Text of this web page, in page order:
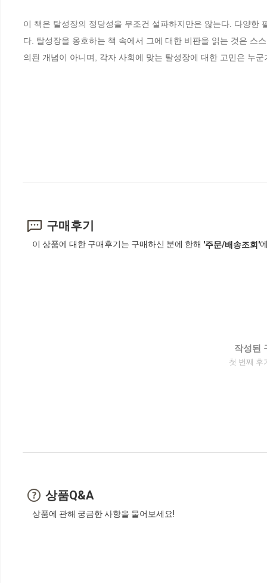
이 책은 탈성장의 정당성을 무조건 설파하지만은 않는다. 다양한
다. 탈성장을 옹호하는 책 속에서 그에 대한 비판을 읽는 것은 스
의된 개념이 아니며, 각자 사회에 맞는 탈성장에 대한 고민은 누
구매후기
이 상품에 대한 구매후기는 구매하신 분에 한해 '주문/배송조회'
작성된
첫 번째 후
상품Q&A
상품에 관해 궁금한 사항을 물어보세요!